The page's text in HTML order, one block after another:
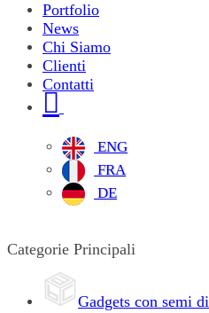
Portfolio
News
Chi Siamo
Clienti
Contatti
ENG
FRA
DE
Categorie Principali
Gadgets con semi